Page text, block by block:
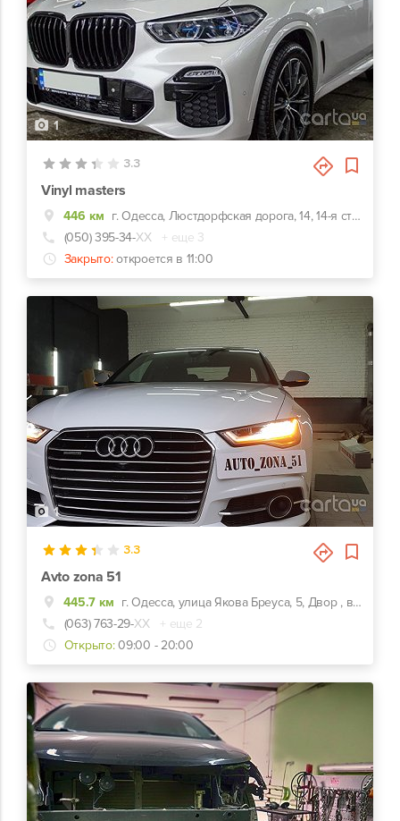
1
3.3
Vinyl masters
446 км
г. Одесса, Люстдорфская дорога, 14, 14-я станция Люстдорфской дороги, остановка Арсенал
(050) 395-34-ХХ
+ еще 3
Закрыто: откроется в 11:00
1
3.3
Avto zona 51
445.7 км
г. Одесса, улица Якова Бреуса, 5, Двор , второй бокс слева
(063) 763-29-ХХ
+ еще 2
Открыто: 09:00 - 20:00